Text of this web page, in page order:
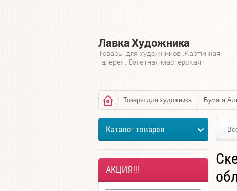
Лавка Художника
Товары для художников .Картинная
галерея. Багетная мастерская
Товары для художника Бумага
Каталог товаров
АКЦИЯ !!!